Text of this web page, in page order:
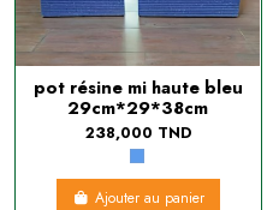
pot résine mi haute bleu
29cm*29*38cm
238,000 TND
Ajouter au panier